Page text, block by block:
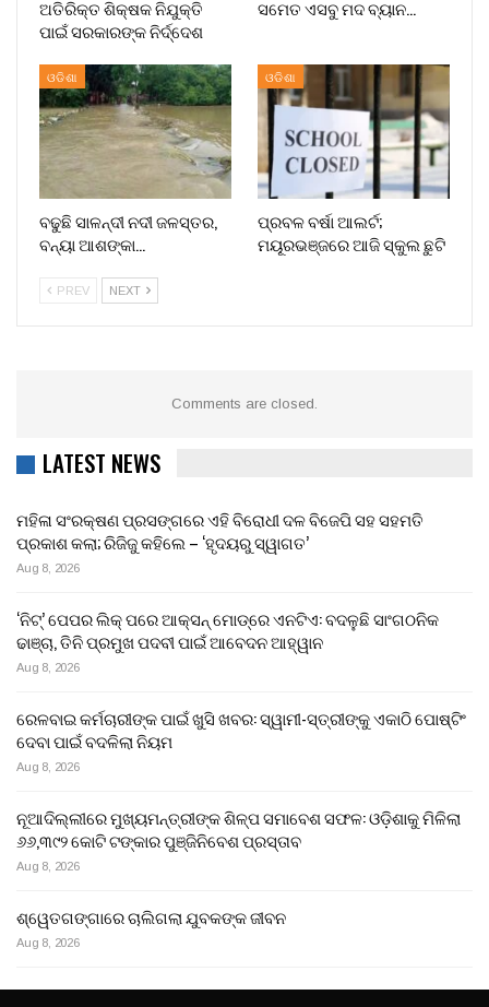
ଅତିରିକ୍ତ ଶିକ୍ଷକ ନିଯୁକ୍ତି
ପାଇଁ ସରକାରଙ୍କ ନିର୍ଦ୍ଦେଶ
ସମେତ ଏସବୁ ମଦ ବ୍ୟାନ…
ଓଡିଶା
ବଢୁଛି ସାଳନ୍ଦୀ ନଦୀ ଜଳସ୍ତର,
ବନ୍ୟା ଆଶଙ୍କା…
ଓଡିଶା
ପ୍ରବଳ ବର୍ଷା ଆଲର୍ଟ;
ମୟୂରଭଞ୍ଜରେ ଆଜି ସ୍କୁଲ ଛୁଟି
PREV NEXT
Comments are closed.
LATEST NEWS
ମହିଳା ସଂରକ୍ଷଣ ପ୍ରସଙ୍ଗରେ ଏହି ବିରୋଧୀ ଦଳ ବିଜେପି ସହ ସହମତି
ପ୍ରକାଶ କଲା; ରିଜିଜୁ କହିଲେ – ‘ହୃଦୟରୁ ସ୍ୱାଗତ’
Aug 8, 2026
‘ନିଟ୍’ ପେପର ଲିକ୍ ପରେ ଆକ୍ସନ୍‌ ମୋଡ୍‌ରେ ଏନଟିଏ: ବଦଳୁଛି ସାଂଗଠନିକ
ଢାଞ୍ଚା, ତିନି ପ୍ରମୁଖ ପଦବୀ ପାଇଁ ଆବେଦନ ଆହ୍ୱାନ
Aug 8, 2026
ରେଳବାଇ କର୍ମଚାରୀଙ୍କ ପାଇଁ ଖୁସି ଖବର: ସ୍ୱାମୀ-ସ୍ତ୍ରୀଙ୍କୁ ଏକାଠି ପୋଷ୍ଟିଂ
ଦେବା ପାଇଁ ବଦଳିଲା ନିୟମ
Aug 8, 2026
ନୂଆଦିଲ୍ଲୀରେ ମୁଖ୍ୟମନ୍ତ୍ରୀଙ୍କ ଶିଳ୍ପ ସମାବେଶ ସଫଳ: ଓଡ଼ିଶାକୁ ମିଳିଲା
୬୬,୩୯୨ କୋଟି ଟଙ୍କାର ପୁଞ୍ଜିନିବେଶ ପ୍ରସ୍ତାବ
Aug 8, 2026
ଶ୍ୱେତଗଙ୍ଗାରେ ଚାଲିଗଲା ଯୁବକଙ୍କ ଜୀବନ
Aug 8, 2026